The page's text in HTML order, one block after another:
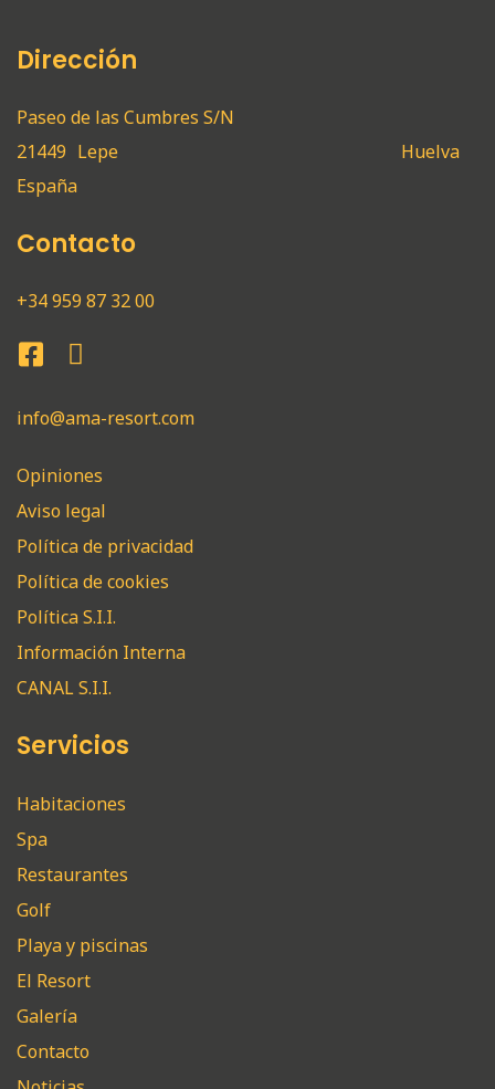
Dirección
Paseo de las Cumbres S/N
21449 Lepe
Huelva
España
Contacto
+34 959 87 32 00
info@ama-resort.com
Opiniones
Aviso legal
Política de privacidad
Política de cookies
Política S.I.I.
Información Interna
CANAL S.I.I.
Servicios
Habitaciones
Spa
Restaurantes
Golf
Playa y piscinas
El Resort
Galería
Contacto